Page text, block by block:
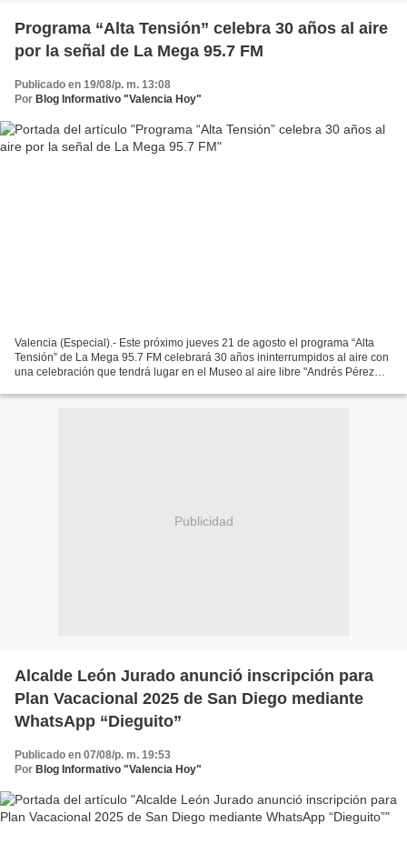
Programa “Alta Tensión” celebra 30 años al aire
por la señal de La Mega 95.7 FM
Publicado en 19/08/p. m. 13:08
Por Blog Informativo "Valencia Hoy"
Valencia (Especial).- Este próximo jueves 21 de agosto el programa “Alta
Tensión” de La Mega 95.7 FM celebrará 30 años ininterrumpidos al aire con
una celebración que tendrá lugar en el Museo al aire libre "Andrés Pérez
Publicidad
Alcalde León Jurado anunció inscripción para
Plan Vacacional 2025 de San Diego mediante
WhatsApp “Dieguito”
Publicado en 07/08/p. m. 19:53
Por Blog Informativo "Valencia Hoy"